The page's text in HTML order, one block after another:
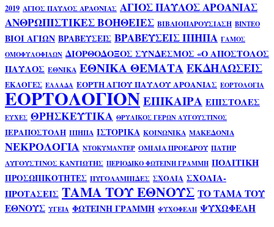
2019 ΑΓΙΟΣ ΠΑΥΛΟΣ ΑΡΑΟΝΙΑΣ ΑΓΙΟΣ ΠΑΥΛΟΣ ΑΡΟΑΝΙΑΣ
ΑΝΘΡΩΠΙΣΤΙΚΕΣ ΒΟΗΘΕΙΕΣ ΒΙΒΛΙΟΠΑΡΟΥΣΙΑΣΗ ΒΙΝΤΕΟ
ΒΙΟΙ ΑΓΙΩΝ ΒΡΑΒΕΥΣΕΙΣ ΒΡΑΒΕΥΣΕΙΣ ΙΠΗΠΑ ΓΑΜΟΣ
ΟΜΟΦΥΛΟΦΙΛΩΝ ΔΙΟΡΘΟΔΟΞΟΣ ΣΥΝΔΕΣΜΟΣ «Ο ΑΠΟΣΤΟΛΟΣ
ΠΑΥΛΟΣ ΕΘΝΙΚΑ ΕΘΝΙΚΑ ΘΕΜΑΤΑΕΚΔΗΛΩΣΕΙΣ
ΕΚΛΟΓΕΣ ΕΛΛΑΔΑ ΕΟΡΤΗ ΑΓΙΟΥ ΠΑΥΛΟΥ ΑΡΟΑΝΙΑΣ ΕΟΡΤΟΛΟΓΙΑ
ΕΟΡΤΟΛΟΓΙΟΝΕΠΙΚΑΙΡΑ ΕΠΙΣΤΟΛΕΣ
ΕΥΧΕΣ ΘΡΗΣΚΕΥΤΙΚΑ ΘΡΥΛΙΚΟΣ ΓΕΡΩΝ ΑΥΓΟΥΣΤΙΝΟΣ
ΙΕΡΑΠΟΣΤΟΛΗ ΙΠΗΠΑ ΙΣΤΟΡΙΚΑ ΚΟΙΝΩΝΙΚΑ ΜΑΚΕΔΟΝΙΑ
ΝΕΚΡΟΛΟΓΙΑ ΝΤΟΚΥΜΑΝΤΕΡ ΟΜΙΛΙΑ ΠΡΟΕΔΡΟΥ ΠΑΤΗΡ
ΑΥΓΟΥΣΤΙΝΟΣ ΚΑΝΤΙΩΤΗΣ ΠΕΡΙΟΔΙΚΟ ΦΩΤΕΙΝΗ ΓΡΑΜΜΗ ΠΟΛΙΤΙΚΗ
ΠΡΟΣΩΠΙΚΟΤΗΤΕΣ ΠΥΓΟΛΑΜΠΙΔΕΣ ΣΧΟΛΙΑ ΣΧΟΛΙΑ-
ΠΡΟΤΑΣΕΙΣ ΤΑΜΑ ΤΟΥ ΕΘΝΟΥΣ ΤΟ ΤΑΜΑ ΤΟΥ
ΕΘΝΟΥΣ ΥΓΕΙΑ ΦΩΤΕΙΝΗ ΓΡΑΜΜΗ ΨΥΧΟΦΕΛΗ ΨΥΧΩΦΕΛΗ